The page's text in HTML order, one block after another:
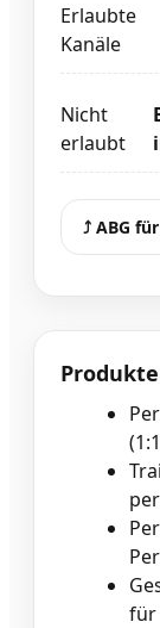
Erlaubte
Kanäle
Nicht
erlaubt
⤴ ︎ABG
für